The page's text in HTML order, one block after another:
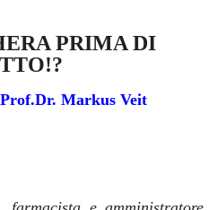
PRIMA DI
Prof.Dr. Markus Veit